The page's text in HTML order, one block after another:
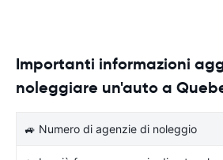
Importanti informazioni
noleggiare un'auto a
🚙 Numero di agenzie di noleggio